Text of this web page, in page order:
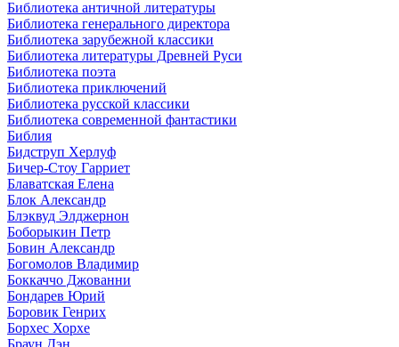
Библиотека античной литературы
Библиотека генерального директора
Библиотека зарубежной классики
Библиотека литературы Древней Руси
Библиотека поэта
Библиотека приключений
Библиотека русской классики
Библиотека современной фантастики
Библия
Бидструп Херлуф
Бичер-Стоу Гарриет
Блаватская Елена
Блок Александр
Блэквуд Элджернон
Боборыкин Петр
Бовин Александр
Богомолов Владимир
Боккаччо Джованни
Бондарев Юрий
Боровик Генрих
Борхес Хорхе